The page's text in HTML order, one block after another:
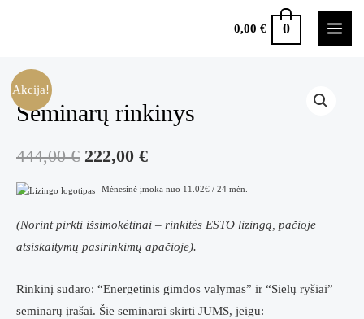
0,00 € 0
Akcija!
Seminarų rinkinys
444,00€ Original
price
was:
444,00 €.
222,00 €Current
price
is:
222,00 €.
Mėnesinė įmoka nuo 11.02€ / 24 mėn.
(Norint pirkti išsimokėtinai – rinkitės ESTO lizingą, pačioje
atsiskaitymų pasirinkimų apačioje).
Rinkinį sudaro: “Energetinis gimdos valymas” ir “Sielų ryšiai”
seminarų įrašai. Šie seminarai skirti JUMS, jeigu: